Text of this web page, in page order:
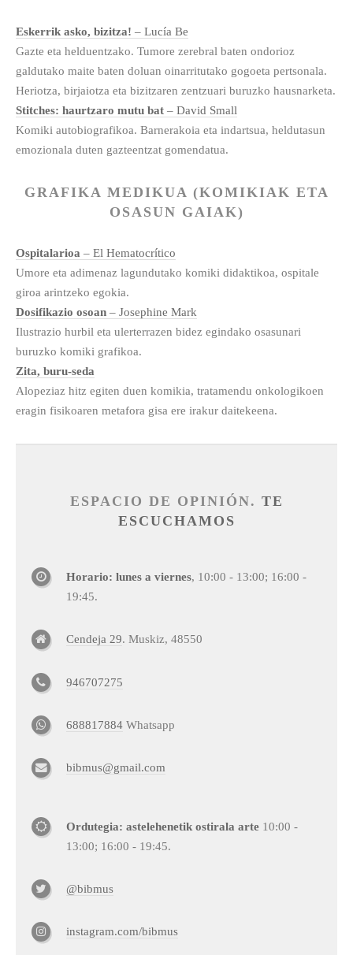
Eskerrik asko, bizitza! – Lucía Be
Gazte eta helduentzako. Tumore zerebral baten ondorioz
galdutako maite baten doluan oinarritutako gogoeta pertsonala.
Heriotza, birjaiotza eta bizitzaren zentzuari buruzko hausnarketa.
Stitches: haurtzaro mutu bat – David Small
Komiki autobiografikoa. Barnerakoia eta indartsua, heldutasun
emozionala duten gazteentzat gomendatua.
GRAFIKA MEDIKUA (KOMIKIAK ETA
OSASUN GAIAK)
Ospitalarioa – El Hematocrítico
Umore eta adimenaz lagundutako komiki didaktikoa, ospitale
giroa arintzeko egokia.
Dosifikazio osoan – Josephine Mark
Ilustrazio hurbil eta ulerterrazen bidez egindako osasunari
buruzko komiki grafikoa.
Zita, buru-seda
Alopeziaz hitz egiten duen komikia, tratamendu onkologikoen
eragin fisikoaren metafora gisa ere irakur daitekeena.
ESPACIO DE OPINIÓN. TE
ESCUCHAMOS
Horario: lunes a viernes, 10:00 - 13:00; 16:00 -
19:45.
Cendeja 29. Muskiz, 48550
946707275
688817884 Whatsapp
bibmus@gmail.com
Ordutegia: astelehenetik ostirala arte 10:00 -
13:00; 16:00 - 19:45.
@bibmus
instagram.com/bibmus